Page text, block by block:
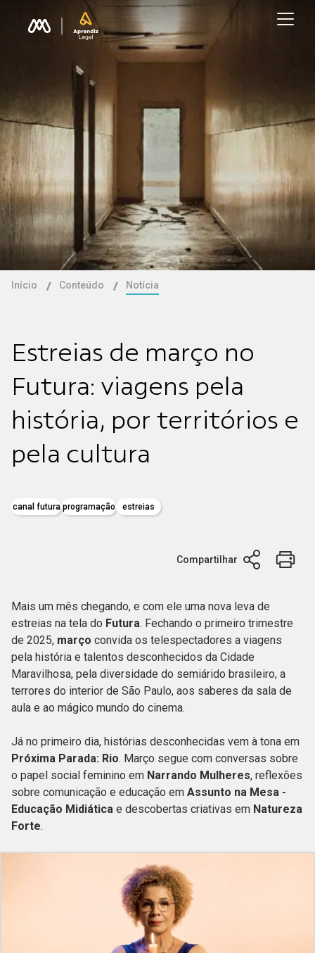
Início Conteúdo Notícia
Estreias de março no
Futura: viagens pela
história, por territórios e
pela cultura
canal futura programação estreias
Compartilhar
Mais um mês chegando, e com ele uma nova leva de
estreias na tela do Futura. Fechando o primeiro trimestre
de 2025, março convida os telespectadores a viagens
pela história e talentos desconhecidos da Cidade
Maravilhosa, pela diversidade do semiárido brasileiro, a
terrores do interior de São Paulo, aos saberes da sala de
aula e ao mágico mundo do cinema.
Já no primeiro dia, histórias desconhecidas vem à tona em
Próxima Parada: Rio. Março segue com conversas sobre
o papel social feminino em Narrando Mulheres, reflexões
sobre comunicação e educação em Assunto na Mesa -
Educação Midiática e descobertas criativas em Natureza
Forte.